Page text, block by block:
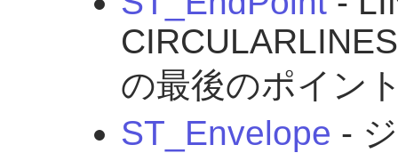
の最後のポイン
ST_Envelope -